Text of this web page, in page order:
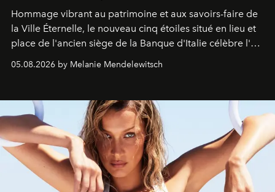
Hommage vibrant au patrimoine et aux savoirs-faire de
la Ville Éternelle, le nouveau cinq étoiles situé en lieu et
place de l'ancien siège de la Banque d'Italie célèbre l'art
de vivre Romain dans toute son élégance intemporelle.
05.08.2026 by Melanie Mendelewitsch